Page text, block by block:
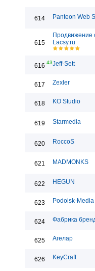
614 Panteon Web
615
Продвижение
Lacsy.ru
616 43Jeff-Sett
617 Zexler
618 KO Studio
619 Starmedia
620 RoccoS
621 MADMONKS
622 HEGUN
623 Podolsk-Media
624 Фабрика
625 Агелар
626 KeyCraft